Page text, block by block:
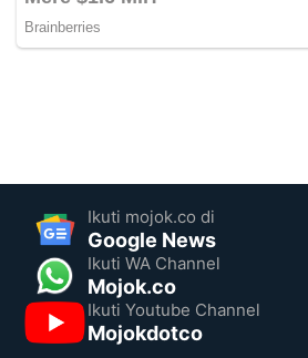
Ikuti mojok.co di
Google News
Ikuti WA Channel
Mojok.co
Ikuti Youtube Channel
Mojokdotco